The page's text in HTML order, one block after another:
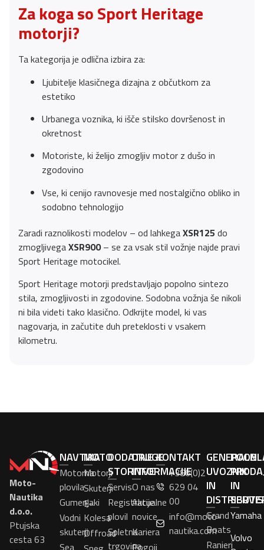
Za koga so Sport Heritage
motorji?
Ta kategorija je odlična izbira za:
Ljubitelje klasičnega dizajna z občutkom za
estetiko
Urbanega voznika, ki išče stilsko dovršenost in
okretnost
Motoriste, ki želijo zmogljiv motor z dušo in
zgodovino
Vse, ki cenijo ravnovesje med nostalgično obliko in
sodobno tehnologijo
Zaradi raznolikosti modelov – od lahkegaXSR125 do
zmogljivegaXSR900– se za vsak stil vožnje najde pravi
Sport Heritage motocikel.
Sport Heritage motorji predstavljajo popolno sintezo
stila, zmogljivosti in zgodovine. Sodobna vožnja še nikoli
ni bila videti tako klasično. Odkrijte model, ki vas
nagovarja, in začutite duh preteklosti v vsakem
kilometru.
Moto-
Nautika
d.o.o.
Ptujska
cesta 63
NAVTIKA
Motorna
plovila
Gumenjaki
Vodni
skuterji
Sea
MOTO
Motorji
Skuterji
E-
Kolesa
Offroad
DODATNE
STORITVE
Servis
Registracije
plovil
Spletna
trgovina
DRUGE
INFORMACIJE
O nas
Aktualne
novice
Kariera
Pogoji
KONTAKT
+386(0)2
629 04
00
info@moto-
nautika.com
GENERALNI
UVOZNIK
IN
Grand
Boats
Ranieri
IN
Yamaha
Volvo